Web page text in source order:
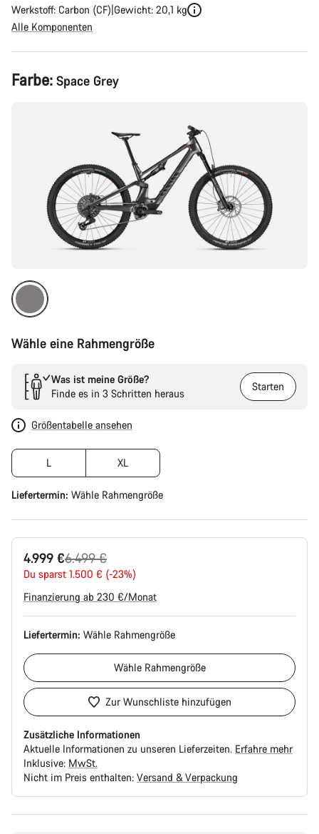
Werkstoff: Carbon (CF) Gewicht: 20,1 kg
Alle Komponenten
Produktkonfiguration
Farbe: Space Grey
Wähle eine Rahmengröße
Was ist meine Größe?
Finde es in 3 Schritten heraus
Starten
Größentabelle ansehen
L XL
Liefertermin: Wähle Rahmengröße
4.999 €
Ursprungspreis
6.499 €
Du sparst 1.500 € (-23%)
Finanzierung ab 230 €/Monat
Liefertermin: Wähle Rahmengröße
Wähle Rahmengröße
Zur Wunschliste hinzufügen
Zusätzliche Informationen
Aktuelle Informationen zu unseren Lieferzeiten. Erfahre mehr
Inklusive: MwSt.
Nicht im Preis enthalten: Versand & Verpackung